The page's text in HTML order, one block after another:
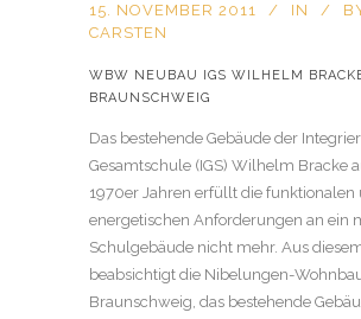
15. NOVEMBER 2011 IN
CARSTEN
WBW NEUBAU IGS WILHELM
BRAUNSCHWEIG
Das bestehende Gebäude der
Gesamtschule (IGS) Wilhelm Bracke
1970er Jahren erfüllt die funktionalen
energetischen Anforderungen an ein
Schulgebäude nicht mehr. Aus
beabsichtigt die Nibelungen-
Braunschweig, das bestehende